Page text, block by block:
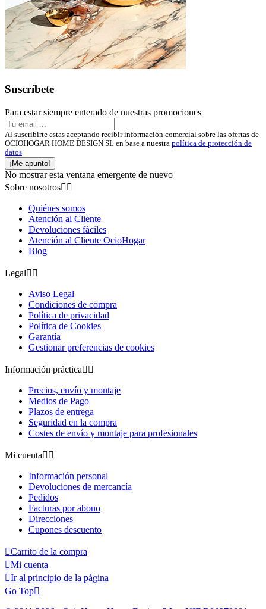
Suscríbete
Para estar siempre enterado de nuestras promociones
Al suscribirte estas aceptando recibir información comercial sobre las ofertas de
OCIOHOGAR HOME DESIGN SL en base a nuestra política de protección de
datos
¡Me apunto!
No mostrar esta ventana emergente de nuevo
Sobre nosotros 
Quiénes somos
Atención al Cliente
Devoluciones fáciles
Atención al Cliente OcioHogar
Blog
Legal 
Aviso Legal
Condiciones de compra
Política de privacidad
Política de Cookies
Garantía
Gestionar preferencias de cookies
Información práctica 
Precios, envío y montaje
Medios de Pago
Plazos de entrega
Seguridad en la compra
Costes de envío y montaje para profesionales
Mi cuenta 
Información personal
Devoluciones de mercancía
Pedidos
Facturas por abono
Direcciones
Cupones descuento
Carrito de la compra
Mi cuenta
Ir al principio de la página
Go Top